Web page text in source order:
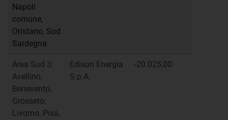
Napoli
comune,
Oristano, Sud
Sardegna
Area Sud 3:
Avellino,
Benevento,
Grosseto,
Livorno, Pisa,
Edison Energia
S.p.A.
-20.025,00